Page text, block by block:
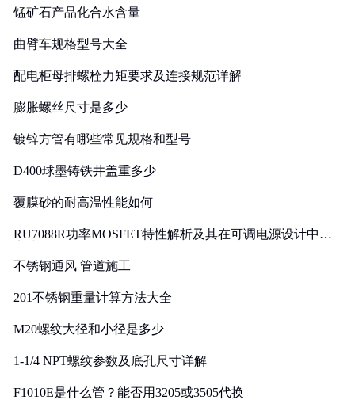
锰矿石产品化合水含量
曲臂车规格型号大全
配电柜母排螺栓力矩要求及连接规范详解
膨胀螺丝尺寸是多少
镀锌方管有哪些常见规格和型号
D400球墨铸铁井盖重多少
覆膜砂的耐高温性能如何
RU7088R功率MOSFET特性解析及其在可调电源设计中的
不锈钢通风 管道施工
201不锈钢重量计算方法大全
M20螺纹大径和小径是多少
1-1/4 NPT螺纹参数及底孔尺寸详解
F1010E是什么管？能否用3205或3505代换